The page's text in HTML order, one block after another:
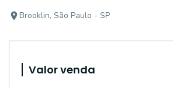
Brooklin, São Paulo - SP
Valor venda